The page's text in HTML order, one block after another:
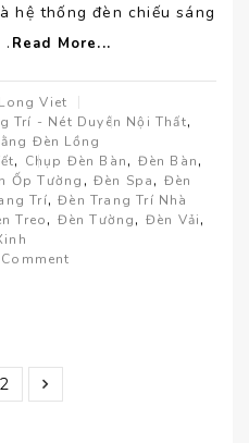
hệ thống đèn chiếu sáng
. Read More...
Viet
Trí - Nét Duyên Nội Thất,
Đèn Lồng
, Chụp Đèn Bàn, Đèn Bàn,
Ốp Tường , Đèn Spa, Đèn
Trí,Đèn Trang Trí Nhà
Treo, Đèn Tường, Đèn Vải,
2